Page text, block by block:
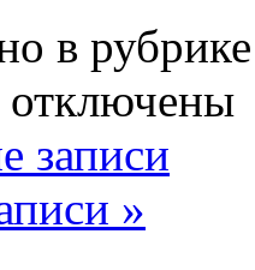
в
записи
»